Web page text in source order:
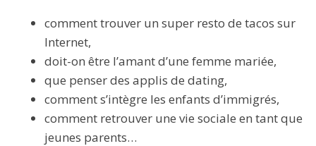
comment trouver un super resto de tacos sur
Internet,
doit-on être l’amant d’une femme mariée,
que penser des applis de dating,
comment s’intègre les enfants d’immigrés,
comment retrouver une vie sociale en tant que
jeunes parents…